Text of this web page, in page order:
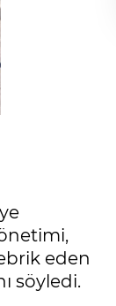
eden
söyledi.